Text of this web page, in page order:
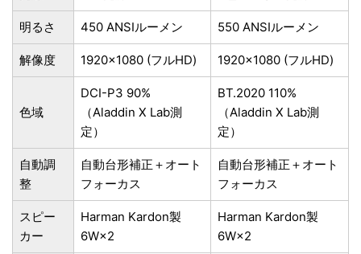
明るさ 450 ANSIルーメン 550 ANSIルーメン
解像度 1920×1080 (フルHD) 1920×1080 (フルHD)
色域
DCI-P3 90%
（Aladdin X Lab測
定）
BT.2020 110%
（Aladdin X Lab測
定）
自動調
整
自動台形補正＋オート
フォーカス
自動台形補正＋オート
フォーカス
スピー
カー
Harman Kardon製
6W×2
Harman Kardon製
6W×2